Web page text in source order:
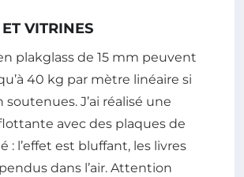
VITRINES
plakglass de 15 mm peuvent
40 kg par mètre linéaire si
J’ai réalisé une
avec des plaques de
: l’effet est bluffant, les livres
dans l’air. Attention